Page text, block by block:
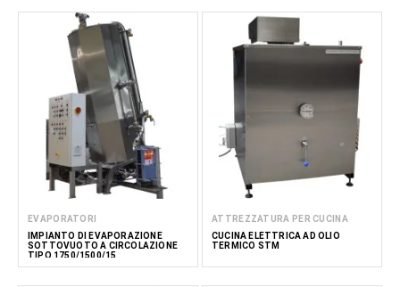
EVAPORATORI
IMPIANTO DI EVAPORAZIONE
SOTTOVUOTO A CIRCOLAZIONE
TIPO 1750/1500/15
ATTREZZATURA PER CUCINA
CUCINA ELETTRICA AD OLIO
TERMICO STM